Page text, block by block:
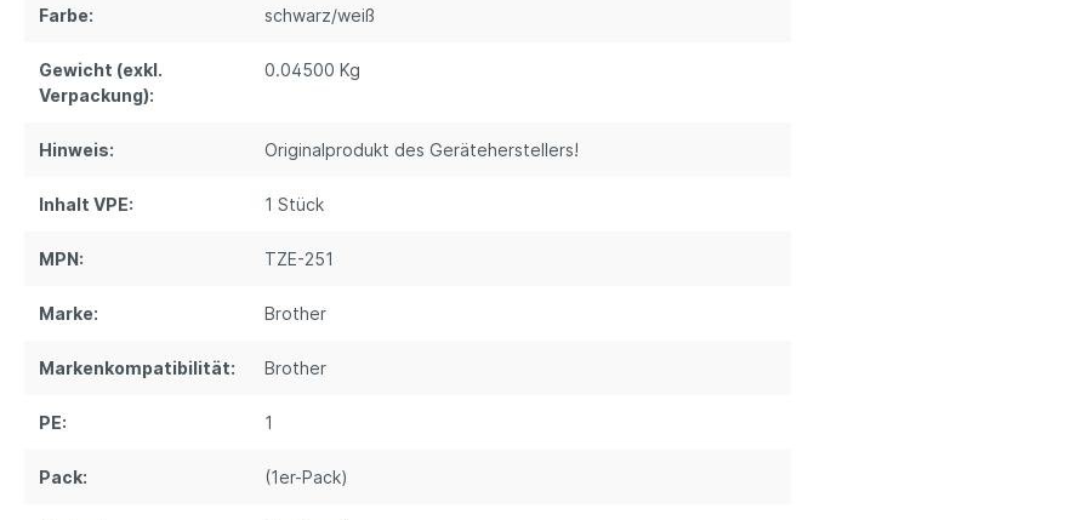
Farbe: schwarz/weiß
Gewicht (exkl.
Verpackung):
0.04500 Kg
Hinweis: Originalprodukt des Geräteherstellers!
Inhalt VPE: 1 Stück
MPN: TZE-251
Marke: Brother
Markenkompatibilität: Brother
PE: 1
Pack: (1er-Pack)